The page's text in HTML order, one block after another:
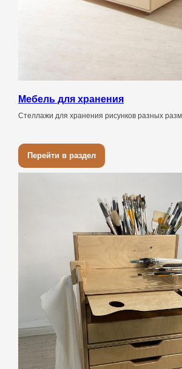
Мебель для хранения
Стеллажи для хранения рисунков разных
Перейти в раздел